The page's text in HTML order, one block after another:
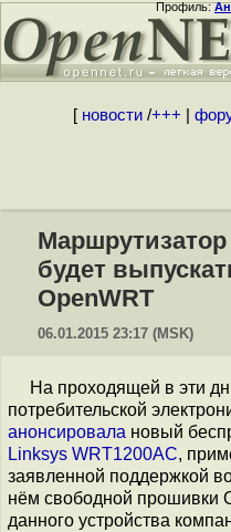
Профиль:
[ новости/+++
будет
OpenWRT
06.01.2015 23:17 (MSK)
На проходящей в эти
потребительской
анонсировала новый
Linksys WRT1200AC,
заявленной поддержкой
нём свободной прошивки
данного устройства